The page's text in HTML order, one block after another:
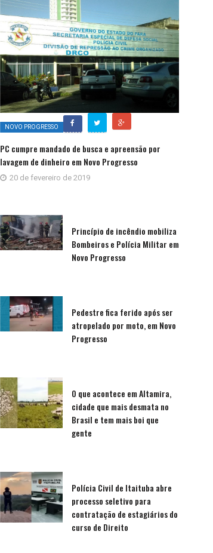
NOVO PROGRESSO
PC cumpre mandado de busca e apreensão por
lavagem de dinheiro em Novo Progresso
20 de fevereiro de 2019
Princípio de incêndio mobiliza
Bombeiros e Polícia Militar em
Novo Progresso
Pedestre fica ferido após ser
atropelado por moto, em Novo
Progresso
O que acontece em Altamira,
cidade que mais desmata no
Brasil e tem mais boi que
gente
Polícia Civil de Itaituba abre
processo seletivo para
contratação de estagiários do
curso de Direito